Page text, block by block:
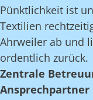
Pünktlichkeit ist
Textilien
Ahrweiler ab und
ordentlich zurück.
Zentrale
Ansprechpartner